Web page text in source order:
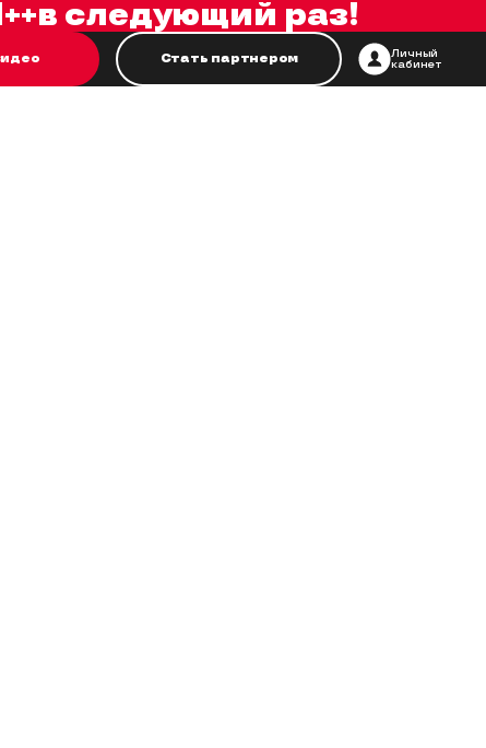
в следующий раз!
Стать партнером
Личный
кабинет